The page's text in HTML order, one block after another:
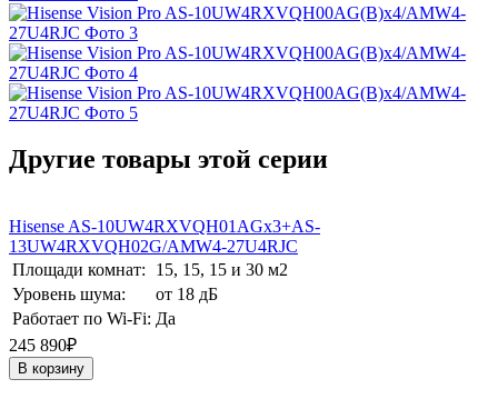
Другие товары этой серии
Hisense AS-10UW4RXVQH01AGх3+AS-
13UW4RXVQH02G/AMW4-27U4RJC
Площади комнат:
15, 15, 15 и 30 м2
Уровень шума:
от 18 дБ
Работает по Wi-Fi: Да
245 890₽
В корзину